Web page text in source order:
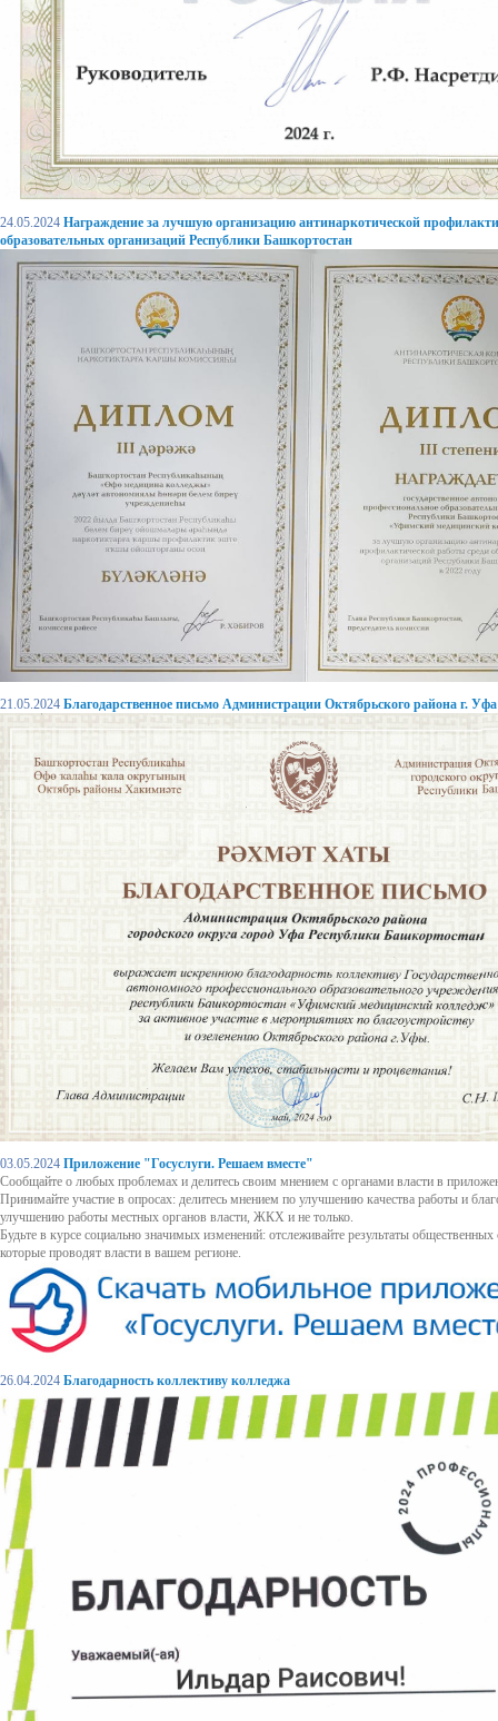
24.05.2024 Награждение за лучшую организацию антинаркотической
образовательных организаций Республики Башкортостан
21.05.2024 Благодарственное письмо Администрации Октябрьского района г. Уфа
03.05.2024 Приложение "Госуслуги. Решаем вместе"
Сообщайте о любых проблемах и делитесь своим мнением с органами власти в
Принимайте участие в опросах: делитесь мнением по улучшению качества работы и
улучшению работы местных органов власти, ЖКХ и не только.
Будьте в курсе социально значимых изменений: отслеживайте результаты
которые проводят власти в вашем регионе.
26.04.2024 Благодарность коллективу колледжа